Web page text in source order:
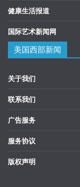
健康生活报道
国际艺术新闻网
美国西部新闻
关于我们
联系我们
广告服务
服务协议
版权声明